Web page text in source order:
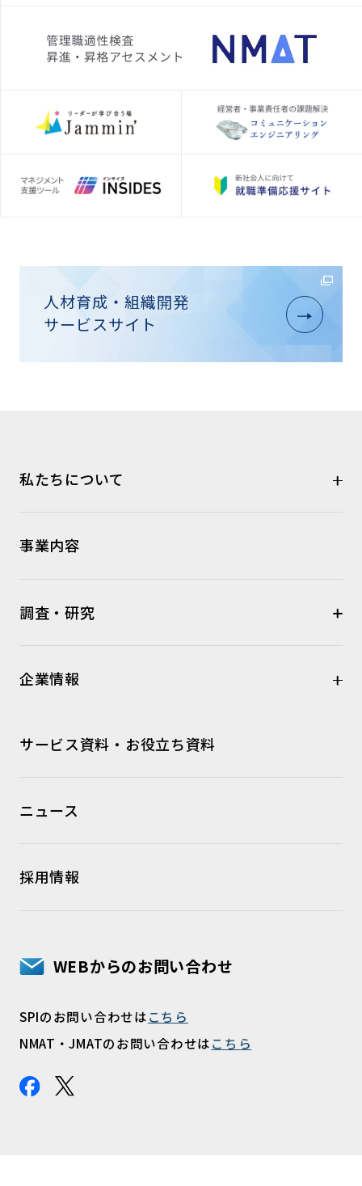
人材育成・組織開発
サービスサイト
私たちについて
事業内容
調査・研究
企業情報
サービス資料・お役立ち資料
ニュース
採用情報
WEBからのお問い合わせ
SPIのお問い合わせはこちら
NMAT・JMATのお問い合わせはこちら